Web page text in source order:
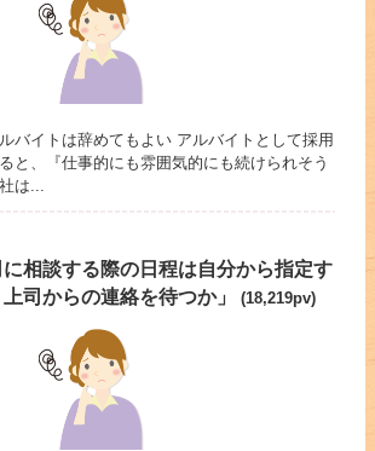
バイトは辞めてもよい アルバイトとして採用
と、『仕事的にも雰囲気的にも続けられそう
は...
に相談する際の日程は自分から指定す
司からの連絡を待つか」
(18,219pv)